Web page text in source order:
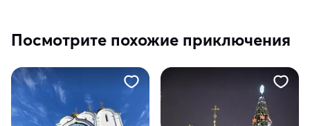
Посмотрите похожие приключения